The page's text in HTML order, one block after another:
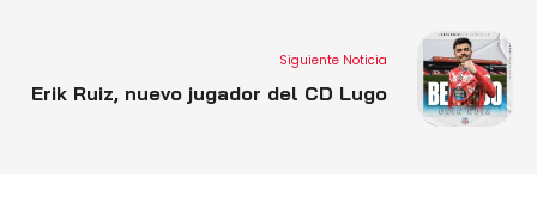
Siguiente Noticia
Erik Ruiz, nuevo jugador del CD Lugo